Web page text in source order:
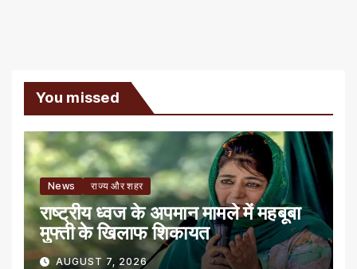
You missed
News राज्य और शहर
राष्ट्रीय ध्वज के अपमान मामले में महबूबा
मुफ्ती के खिलाफ शिकायत
AUGUST 7, 2026